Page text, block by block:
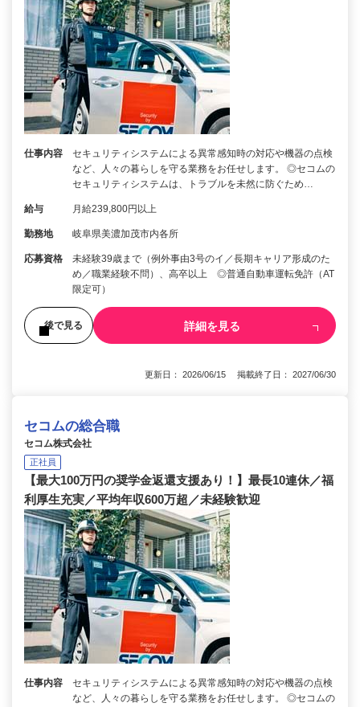
仕事内容
セキュリティシステムによる異常感知時の対応や機器の点検
など、人々の暮らしを守る業務をお任せします。 ◎セコムの
セキュリティシステムは、トラブルを未然に防ぐため…
給与 月給239,800円以上
勤務地 岐阜県美濃加茂市内各所
応募資格
未経験39歳まで（例外事由3号のイ／長期キャリア形成のた
め／職業経験不問）、高卒以上 ◎普通自動車運転免許（AT
限定可）
後で見る 詳細を見る
更新日： 2026/06/15 掲載終了日： 2027/06/30
セコムの総合職
セコム株式会社
正社員
【最大100万円の奨学金返還支援あり！】最長10連休／福
利厚生充実／平均年収600万超／未経験歓迎
仕事内容
セキュリティシステムによる異常感知時の対応や機器の点検
など、人々の暮らしを守る業務をお任せします。 ◎セコムの